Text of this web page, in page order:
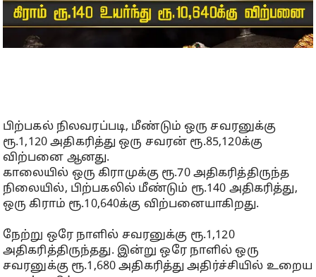
பிற்பகல் நிலவரப்படி, மீண்டும் ஒரு சவரனுக்கு
ரூ.1,120 அதிகரித்து ஒரு சவரன் ரூ.85,120க்கு
விற்பனை ஆனது.
காலையில் ஒரு கிராமுக்கு ரூ.70 அதிகரித்திருந்த
நிலையில், பிற்பகலில் மீண்டும் ரூ.140 அதிகரித்து,
ஒரு கிராம் ரூ.10,640க்கு விற்பனையாகிறது.
நேற்று ஒரே நாளில் சவரனுக்கு ரூ.1,120
அதிகரித்திருந்தது. இன்று ஒரே நாளில் ஒரு
சவரனுக்கு ரூ.1,680 அதிகரித்து அதிர்ச்சியில் உறைய